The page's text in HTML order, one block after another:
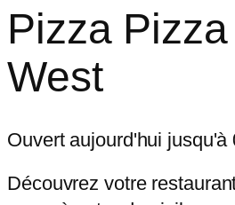
Pizza
West
Ouvert aujourd'hui jusqu'à
Découvrez votre